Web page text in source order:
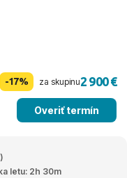
-17% za skupinu2 900 €
Overiť termín
letu: 2h 30m